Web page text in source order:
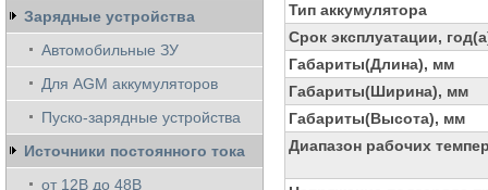
Тип аккумулятора
Срок эксплуатации,
Габариты(Длина), мм
Габариты(Ширина), мм
Габариты(Высота), мм
Диапазон рабочих
Зарядные устройства
Автомобильные ЗУ
Для AGM аккумуляторов
Пуско-зарядные устройства
Источники постоянного тока
от 12В до 48В